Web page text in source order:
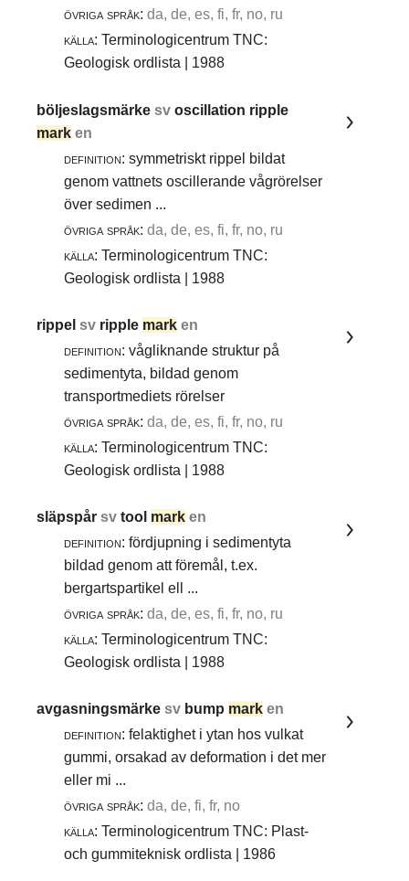
övriga språk: da, de, es, fi, fr, no, ru
källa: Terminologicentrum TNC:
Geologisk ordlista | 1988
böljeslagsmärkesvoscillation ripple
mark en
definition: symmetriskt rippel bildat
genom vattnets oscillerande vågrörelser
över sedimen ...
övriga språk: da, de, es, fi, fr, no, ru
källa: Terminologicentrum TNC:
Geologisk ordlista | 1988
rippelsv ripple mark en
definition: vågliknande struktur på
sedimentyta, bildad genom
transportmediets rörelser
övriga språk: da, de, es, fi, fr, no, ru
källa: Terminologicentrum TNC:
Geologisk ordlista | 1988
släpspårsvtool mark en
definition: fördjupning i sedimentyta
bildad genom att föremål, t.ex.
bergartspartikel ell ...
övriga språk: da, de, es, fi, fr, no, ru
källa: Terminologicentrum TNC:
Geologisk ordlista | 1988
avgasningsmärkesv bump mark en
definition: felaktighet i ytan hos vulkat
gummi, orsakad av deformation i det mer
eller mi ...
övriga språk: da, de, fi, fr, no
källa: Terminologicentrum TNC: Plast-
och gummiteknisk ordlista | 1986